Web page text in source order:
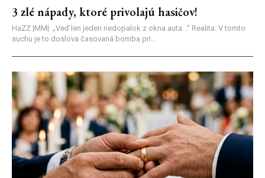
3 zlé nápady, ktoré privolajú hasičov!
HaZZ |MM| ​„Veď len jeden nedopalok z okna auta...“ ​Realita: V tomto
suchu je to doslova časovaná bomba pri...